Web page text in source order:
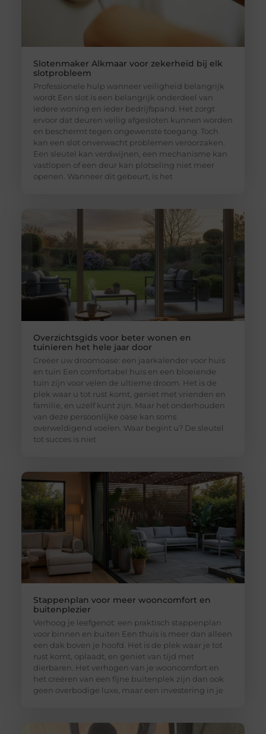
Slotenmaker Alkmaar voor zekerheid bij elk
slotprobleem
Professionele hulp wanneer veiligheid belangrijk
wordt Een slot is een belangrijk onderdeel van
iedere woning en ieder bedrijfspand. Het zorgt
ervoor dat deuren veilig afgesloten kunnen worden
en beschermt tegen ongewenste toegang. Toch
kan een slot onverwacht problemen veroorzaken.
Een sleutel kan verdwijnen, een mechanisme kan
vastlopen of een deur kan plotseling niet meer
openen. Wanneer dit gebeurt, is het
Overzichtsgids voor beter wonen en
tuinieren het hele jaar door
Creëer uw droomoase: een jaarkalender voor huis
en tuin Een comfortabel huis en een bloeiende
tuin zijn voor velen de ultieme droom. Het is de
plek waar u tot rust komt, geniet met vrienden en
familie, en uzelf kunt zijn. Maar het onderhouden
van deze persoonlijke oase kan soms
overweldigend voelen. Waar begint u? De sleutel
tot succes is niet
Stappenplan voor meer wooncomfort en
buitenplezier
Verhoog je leefgenot: een praktisch stappenplan
voor binnen en buiten Een thuis is meer dan alleen
een dak boven je hoofd. Het is de plek waar je tot
rust komt, oplaadt, en geniet van tijd met
dierbaren. Het verhogen van je wooncomfort en
het creëren van een fijne buitenplek zijn dan ook
geen overbodige luxe, maar een investering in je